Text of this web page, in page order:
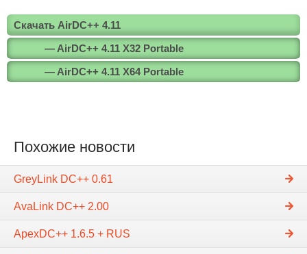
Скачать AirDC++ 4.11
— AirDC++ 4.11 X32 Portable
— AirDC++ 4.11 X64 Portable
Похожие новости
GreyLink DC++ 0.61
AvaLink DC++ 2.00
ApexDC++ 1.6.5 + RUS